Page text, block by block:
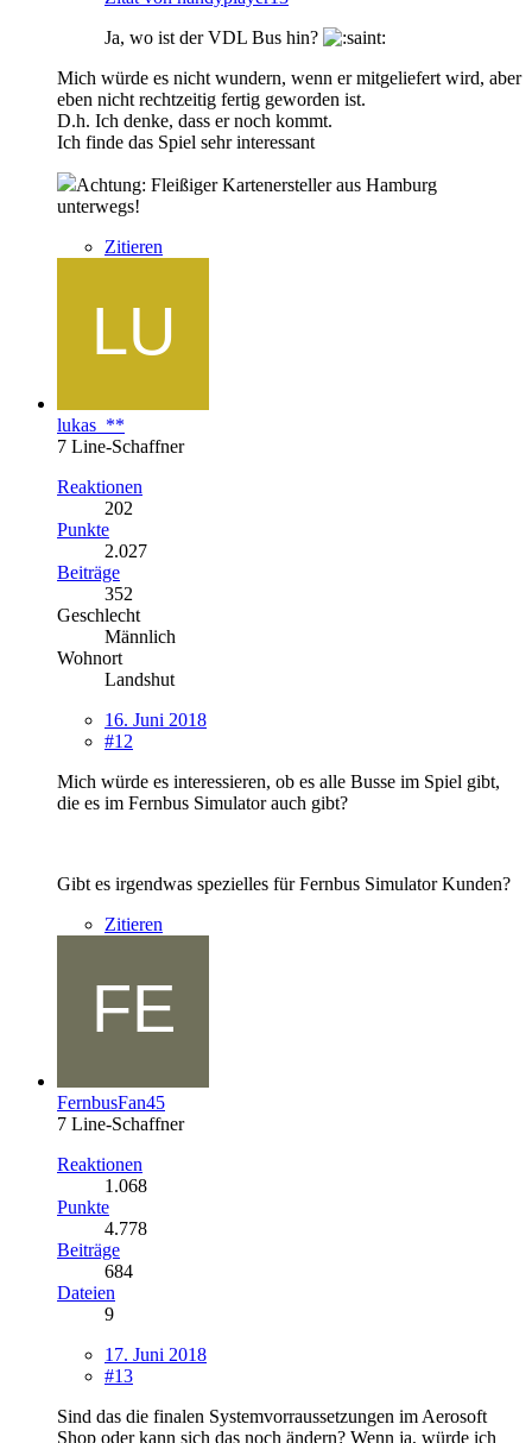
Ja, wo ist der VDL Bus hin?
Mich würde es nicht wundern, wenn er mitgeliefert wird, aber
eben nicht rechtzeitig fertig geworden ist.
D.h. Ich denke, dass er noch kommt.
Ich finde das Spiel sehr interessant
Achtung: Fleißiger Kartenersteller aus Hamburg
unterwegs!
Zitieren
lukas_**
7 Line-Schaffner
Reaktionen
202
Punkte
2.027
Beiträge
352
Geschlecht
Männlich
Wohnort
Landshut
16. Juni 2018
#12
Mich würde es interessieren, ob es alle Busse im Spiel gibt,
die es im Fernbus Simulator auch gibt?
Gibt es irgendwas spezielles für Fernbus Simulator Kunden?
Zitieren
FernbusFan45
7 Line-Schaffner
Reaktionen
1.068
Punkte
4.778
Beiträge
684
Dateien
9
17. Juni 2018
#13
Sind das die finalen Systemvorraussetzungen im Aerosoft
Shop oder kann sich das noch ändern? Wenn ja, würde ich